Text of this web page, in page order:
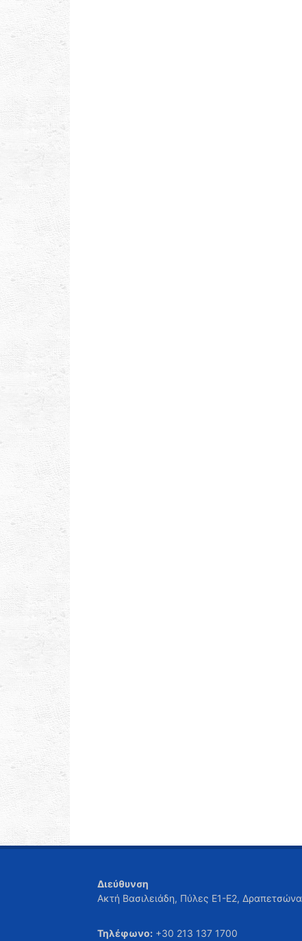
Διεύθυνση
Ακτή Βασιλειάδη, Πύλες Ε1-Ε2, Δραπετσώνα
Τηλέφωνο: +30 213 137 1700